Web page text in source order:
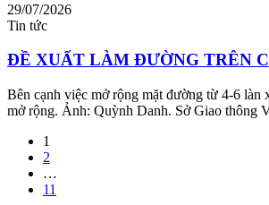
29/07/2026
Tin tức
ĐỀ XUẤT LÀM ĐƯỜNG TRÊN
Bên cạnh việc mở rộng mặt đường từ 4-6
mở rộng. Ảnh: Quỳnh Danh. Sở Giao thông
1
2
…
11